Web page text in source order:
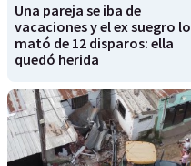
Una pareja se iba de
vacaciones y el ex suegro lo
mató de 12 disparos: ella
quedó herida